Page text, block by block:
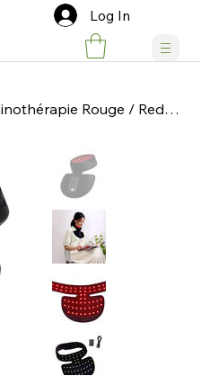
Log In
Traitement du Cou par Luminothérapie Rouge / Red Light Therapy Neck Treatment